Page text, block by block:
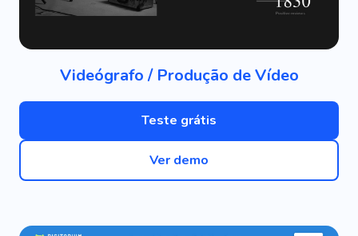
Videógrafo / Produção de Vídeo
Teste grátis
Ver demo